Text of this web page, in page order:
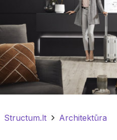
Structum.lt Architektūra